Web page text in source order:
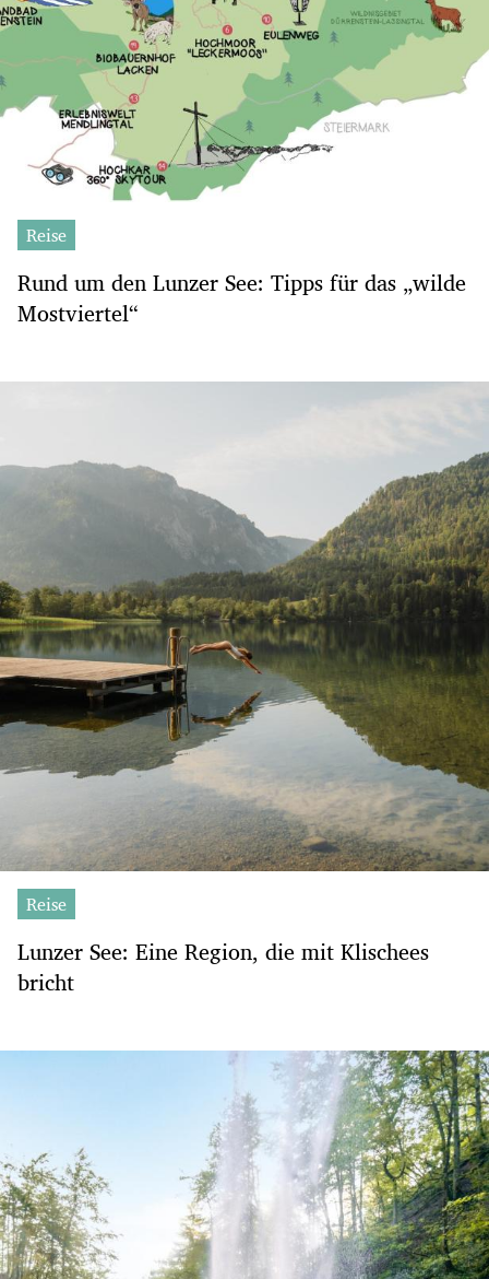
Reise
Rund um den Lunzer See: Tipps für das „wilde
Mostviertel“
Reise
Lunzer See: Eine Region, die mit Klischees
bricht